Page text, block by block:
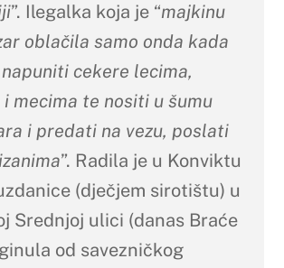
”. Ilegalka koja je “majkinu
oblačila samo onda kada
cekere lecima,
mecima te nositi u šumu
i predati na vezu, poslati
”. Radila je u Konviktu
(dječjem sirotištu) u
Srednjoj ulici (danas Braće
od savezničkog